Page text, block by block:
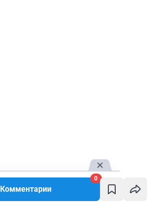
Комментарии
0